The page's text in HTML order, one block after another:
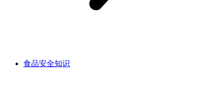
食品安全知识